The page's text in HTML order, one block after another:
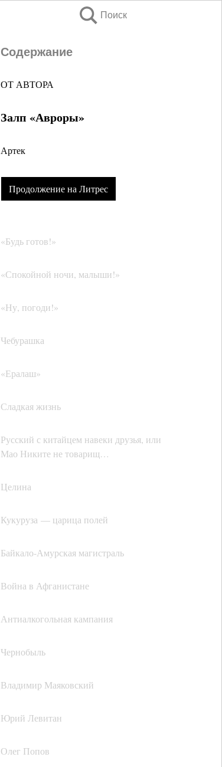
Поиск
Содержание
ОТ АВТОРА
Залп «Авроры»
Артек
Продолжение на Литрес
«Будь готов!»
«Спокойной ночи, малыши!»
«Ну, погоди!»
Чебурашка
«Ералаш»
Сладкая жизнь
Русский с китайцем навеки друзья, или
Мао Никите не товарищ…
Целина
Кукуруза — царица полей
Байкало-Амурская магистраль
Война в Афганистане
Антиалкогольная кампания
Чернобыль
Владимир Маяковский
Юрий Левитан
Олег Попов